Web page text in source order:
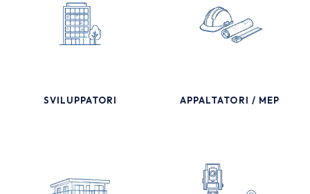
SVILUPPATORI APPALTATORI / MEP